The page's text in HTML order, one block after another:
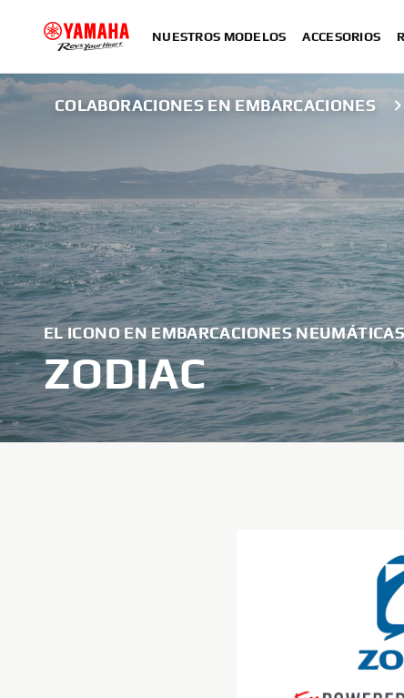
NUESTROS MODELOS ACCESORIOS
COLABORACIONES EN EMBARCACIONES
EL ICONO EN EMBARCACIONES
ZODIAC